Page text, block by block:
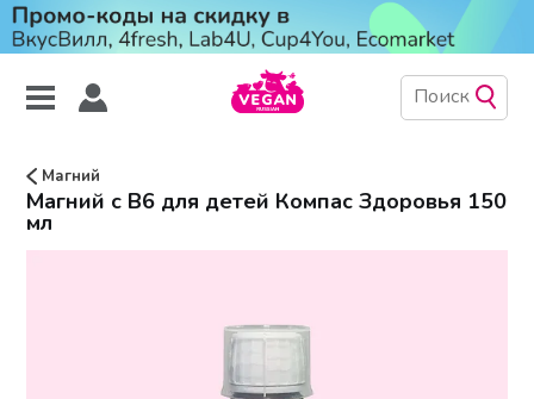
Магний
Магний с B6 для детей Компас Здоровья 150
мл